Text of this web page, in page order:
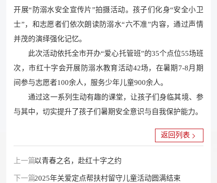
开展“防溺水安全宣传片”拍摄活动。孩子们化身“安全小卫
士”，和志愿者们依次朗读防溺水“六不准”内容，通过声情
并茂的演绎强化记忆。
此次活动依托全市开办“爱心托管班”的35个点位55场班
次，市红十字会开展防溺水教育活动42场，在暑期7-8月期
间参与志愿者100余人，服务少年儿童900余人。
通过这一系列生动有趣的课堂，让孩子们身临其境、参
与其中，切实提升了孩子们暑期安全意识与自我保护能力。
上一篇：以青春之名，赴红十字之约
下一篇：2025年关爱定点帮扶村留守儿童活动圆满结束
返回列表